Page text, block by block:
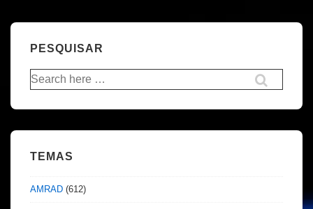
PESQUISAR
Pesquisar
por:
TEMAS
AMRAD (612)